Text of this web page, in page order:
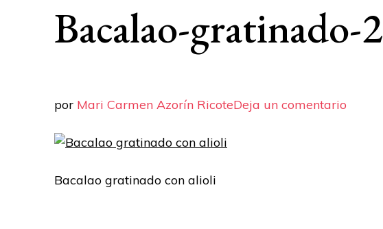
Bacalao-gratinado-2
por Mari Carmen Azorín RicoteDeja un comentario
Bacalao gratinado con alioli